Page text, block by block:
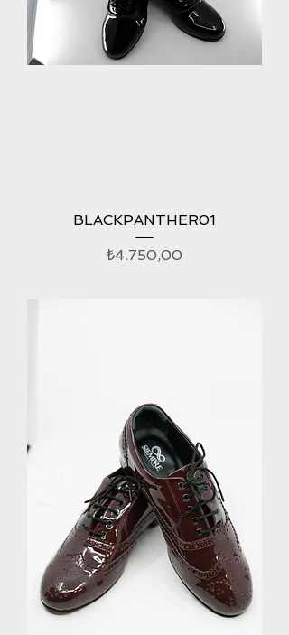
BLACKPANTHER01
Fiyat
₺4.750,00